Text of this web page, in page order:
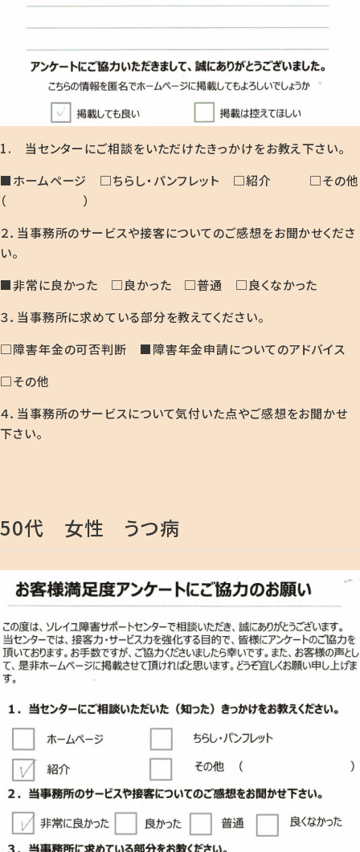
1. 当センターにご相談をいただけたきっかけをお教え下さい。
■ホームページ □ちらし・パンフレット □紹介 □その他
（ ）
２．当事務所のサービスや接客についてのご感想をお聞かせくださ
い。
■非常に良かった □良かった □普通 □良くなかった
３．当事務所に求めている部分を教えてください。
□障害年金の可否判断 ■障害年金申請についてのアドバイス
□その他
４．当事務所のサービスについて気付いた点やご感想をお聞かせ
下さい。
50代 女性 うつ病